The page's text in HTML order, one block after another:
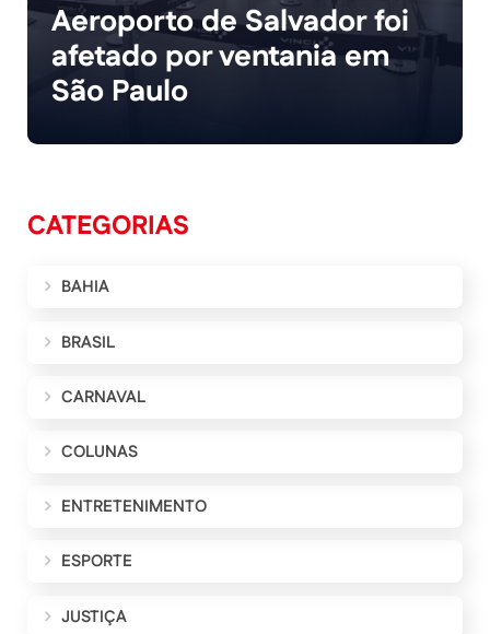
Aeroporto de Salvador foi
afetado por ventania em
São Paulo
CATEGORIAS
BAHIA
BRASIL
CARNAVAL
COLUNAS
ENTRETENIMENTO
ESPORTE
JUSTIÇA